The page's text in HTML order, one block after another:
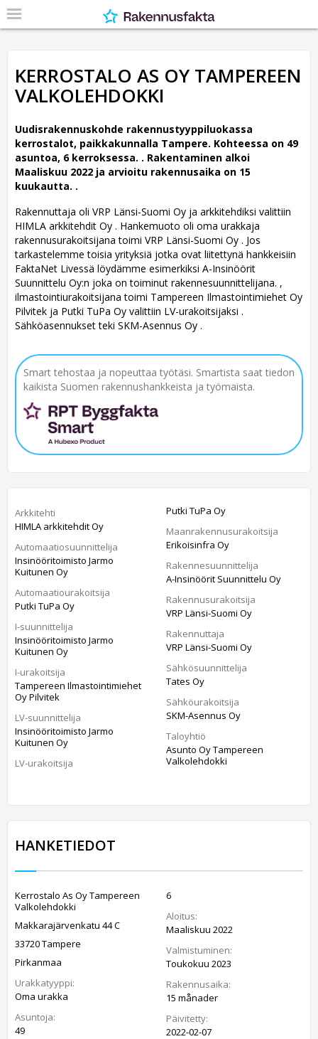
KERROSTALO AS OY TAMPEREEN
VALKOLEHDOKKI
Uudisrakennuskohde rakennustyyppiluokassa
kerrostalot, paikkakunnalla Tampere. Kohteessa on 49
asuntoa, 6 kerroksessa. . Rakentaminen alkoi
Maaliskuu 2022 ja arvioitu rakennusaika on 15
kuukautta. .
Rakennuttaja oli VRP Länsi-Suomi Oy ja arkkitehdiksi valittiin
HIMLA arkkitehdit Oy . Hankemuoto oli oma urakkaja
rakennusurakoitsijana toimi VRP Länsi-Suomi Oy . Jos
tarkastelemme toisia yrityksiä jotka ovat liitettynä hankkeisiin
FaktaNet Livessä löydämme esimerkiksi A-Insinöörit
Suunnittelu Oy:n joka on toiminut rakennesuunnittelijana. ,
ilmastointiurakoitsijana toimi Tampereen Ilmastointimiehet Oy
Pilvitek ja Putki TuPa Oy valittiin LV-urakoitsijaksi .
Sähköasennukset teki SKM-Asennus Oy .
Smart tehostaa ja nopeuttaa työtäsi. Smartista saat tiedon
kaikista Suomen rakennushankkeista ja työmaista.
Arkkitehti
HIMLA arkkitehdit Oy
Automaatiosuunnittelija
Insinööritoimisto Jarmo
Kuitunen Oy
Automaatiourakoitsija
Putki TuPa Oy
I-suunnittelija
Insinööritoimisto Jarmo
Kuitunen Oy
I-urakoitsija
Tampereen Ilmastointimiehet
Oy Pilvitek
LV-suunnittelija
Insinööritoimisto Jarmo
Kuitunen Oy
LV-urakoitsija
Putki TuPa Oy
Maanrakennusurakoitsija
Erikoisinfra Oy
Rakennesuunnittelija
A-Insinöörit Suunnittelu Oy
Rakennusurakoitsija
VRP Länsi-Suomi Oy
Rakennuttaja
VRP Länsi-Suomi Oy
Sähkösuunnittelija
Tates Oy
Sähköurakoitsija
SKM-Asennus Oy
Taloyhtiö
Asunto Oy Tampereen
Valkolehdokki
HANKETIEDOT
Kerrostalo As Oy Tampereen
Valkolehdokki
Makkarajärvenkatu 44 C
33720 Tampere
Pirkanmaa
Urakkatyyppi:
Oma urakka
Asuntoja:
49
6
Aloitus:
Maaliskuu 2022
Valmistuminen:
Toukokuu 2023
Rakennusaika:
15 månader
Päivitetty:
2022-02-07